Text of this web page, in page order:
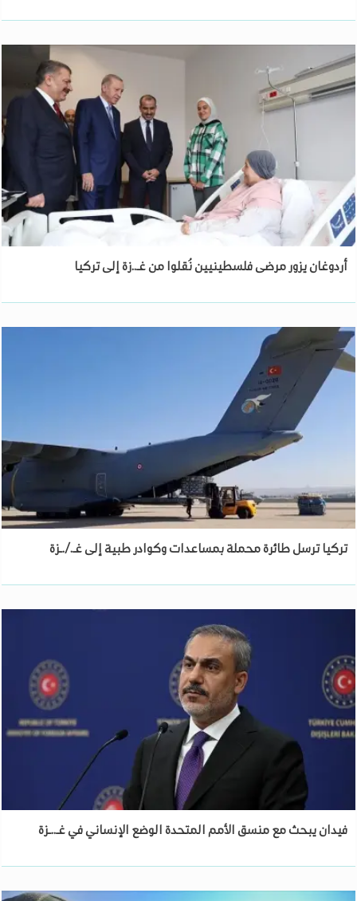
أردوغان يزور مرضى فلسطينيين نُقلوا من غـ..زة إلى تركيا
تركيا ترسل طائرة محملة بمساعدات وكوادر طبية إلى غـ./.ـزة
فيدان يبحث مع منسق الأمم المتحدة الوضع الإنساني في غـ..ـزة